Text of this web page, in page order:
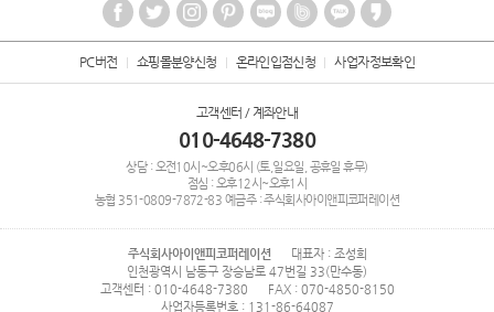
PC버전 쇼핑몰분양신청 온라인입점신청 사업자정보확인
고객센터 / 계좌안내
010-4648-7380
상담 : 오전10시~오후06시 (토,일요일, 공휴일 휴무)
점심 : 오후12시~오후1시
농협 351-0809-7872-83 예금주 : 주식회사아이앤피코퍼레이션
주식회사아이앤피코퍼레이션
대표자 : 조성희
인천광역시 남동구 장승남로 47번길 33(만수동)
고객센터 : 010-4648-7380
FAX : 070-4850-8150
사업자등록번호 : 131-86-64087